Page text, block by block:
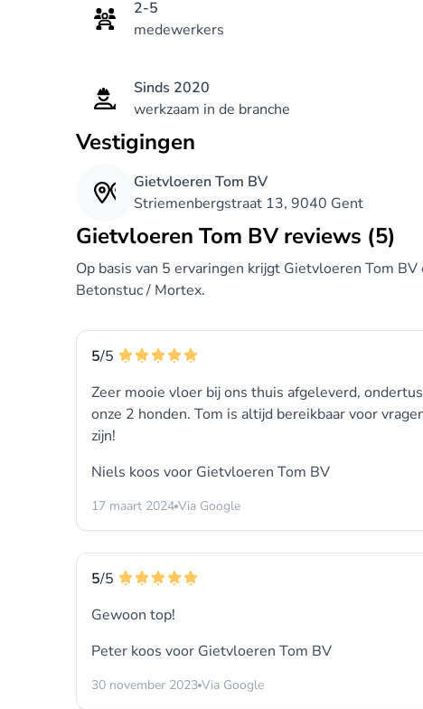
2-5
medewerkers
Sinds 2020
werkzaam in de branche
Vestigingen
Gietvloeren Tom BV
Striemenbergstraat 13, 9040 Gent
Gietvloeren Tom BV reviews (5)
Op basis van 5 ervaringen krijgt Gietvloeren Tom
Betonstuc / Mortex.
5/5
Zeer mooie vloer bij ons thuis afgeleverd,
onze 2 honden. Tom is altijd bereikbaar voor
zijn!
Niels koos voor Gietvloeren Tom BV
17 maart 2024 Via Google
5/5
Gewoon top!
Peter koos voor Gietvloeren Tom BV
30 november 2023 Via Google